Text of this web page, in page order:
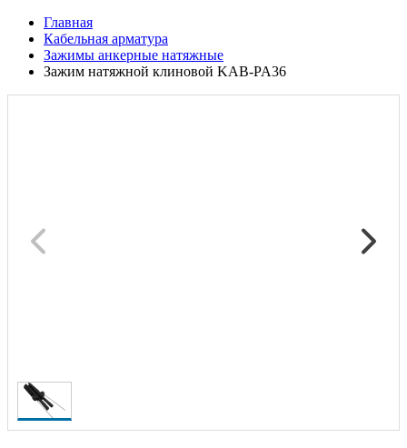
Главная
Кабельная арматура
Зажимы анкерные натяжные
Зажим натяжной клиновой KAB-PA36